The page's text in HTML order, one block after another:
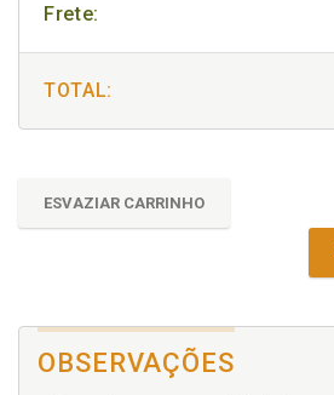
Frete:
TOTAL:
ESVAZIAR CARRINHO
OBSERVAÇÕES